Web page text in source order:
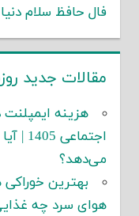
فال حافظ سلام دنیا
مقالات جدید
هزینه ایمپلنت
می‌دهد؟
بهترین خوراکی
هوای سرد چه